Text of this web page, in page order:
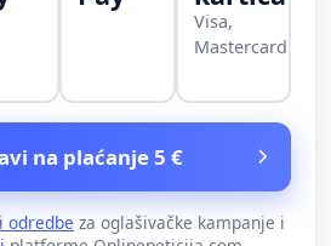
Visa,
Mastercard
na plaćanje 5 €
odredbe za oglašivačke kampanje i